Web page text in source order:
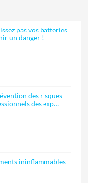
pas vos batteries
un danger !
des risques
des exp…
ininflammables